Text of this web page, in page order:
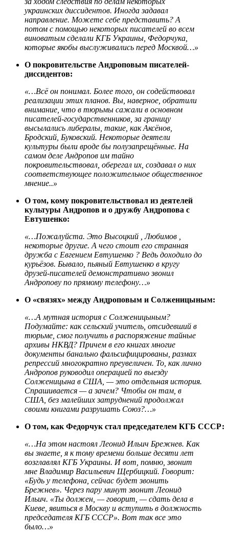
украинских диссидентов. Иногда задавал
направление. Можете себе представить? А
потом с помощью некоторых писателей во всем
виноватым сделали КГБ Украины, Федорчука,
которые якобы выслуживались перед Москвой…»
О покровительстве Андроповым писателей-
диссидентов:
«…Всё он понимал. Более того, он содействовал
реализации этих планов. Вы, наверное, обратили
внимание, что в тюрьмы сажали в основном
писателей-государственников, за границу
высылались либералы, такие, как Аксёнов,
Бродский, Буковский. Некоторые деятели
культуры были вроде бы полузапрещённые. На
самом деле Андропов им тайно
покровительствовал, оберегал их, создавал о них
соответствующее положительное общественное
мнение..»
О том, кому покровительствовал из деятелей
культуры Андропов и о дружбу Андропова с
Евтушенко:
«…Пожалуйста. Это Высоцкий , Любимов ,
некоторые другие. А чего стоит его странная
дружба с Евгением Евтушенко ? Ведь доходило до
курьёзов. Бывало, пьяный Евтушенко в кругу
друзей-писателей демонстративно звонил
Андропову по прямому телефону…»
О «связях» между Андроповым и Солженицыным:
«…А мутная история с Солженицыным?
Подумайте: как сельский учитель, отсидевший в
тюрьме, смог получить в распоряжение тайные
архивы НКВД? Причем в его книгах многие
документы банально фальсифицированы, размах
репрессий многократно преувеличен. То, как лично
Андропов руководил операцией по выезду
Солженицына в США, — это отдельная история.
Спрашивается — а зачем? Чтобы он там, в
США, без малейших затруднений продолжал
своими книгами разрушать Союз?…»
О том, как Федорчук стал председателем КГБ СССР:
«…На этом настоял Леонид Ильич Брежнев. Как
вы знаете, я к тому времени больше десяти лет
возглавлял КГБ Украины. И вот, помню, звонит
мне Владимир Васильевич Щербицкий. Говорит:
«Будь у телефона, сейчас будет звонить
Брежнев». Через пару минут звонит Леонид
Ильич. «Ты должен, — говорит, — сдать дела в
Киеве, явиться в Москву и вступить в должность
председателя КГБ СССР». Вот так все это
было…»